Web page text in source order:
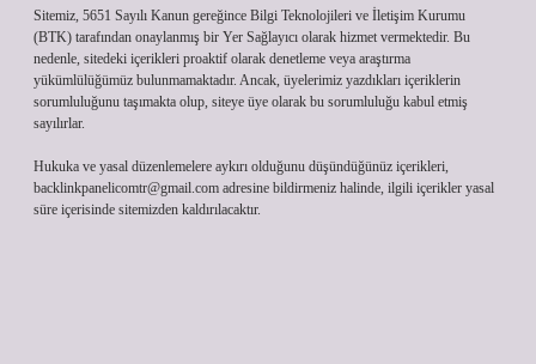
Sitemiz, 5651 Sayılı Kanun gereğince Bilgi Teknolojileri ve İletişim Kurumu
(BTK) tarafından onaylanmış bir Yer Sağlayıcı olarak hizmet vermektedir. Bu
nedenle, sitedeki içerikleri proaktif olarak denetleme veya araştırma
yükümlülüğümüz bulunmamaktadır. Ancak, üyelerimiz yazdıkları içeriklerin
sorumluluğunu taşımakta olup, siteye üye olarak bu sorumluluğu kabul etmiş
sayılırlar.
Hukuka ve yasal düzenlemelere aykırı olduğunu düşündüğünüz içerikleri,
backlinkpanelicomtr@gmail.com adresine bildirmeniz halinde, ilgili içerikler yasal
süre içerisinde sitemizden kaldırılacaktır.